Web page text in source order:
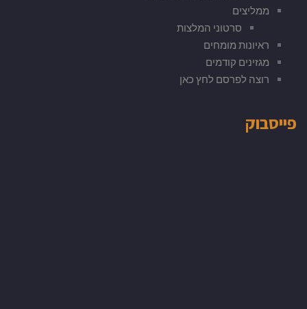
ממליצים
סרטוני המלצות
ראיונות מומחים
מגזינים קודמים
רוצה לפרסם לחץ כאן
פייסבוק